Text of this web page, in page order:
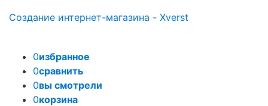
Создание интернет-магазина - Xverst
0избранное
0сравнить
0вы смотрели
0корзина